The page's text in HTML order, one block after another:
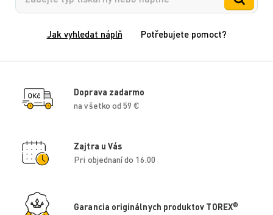
Jak vyhledat náplň Potřebujete pomoct?
Doprava zadarmo
na všetko od 59 €
Zajtra u Vás
Pri objednaní do 16:00
Garancia originálnych produktov TOREX®